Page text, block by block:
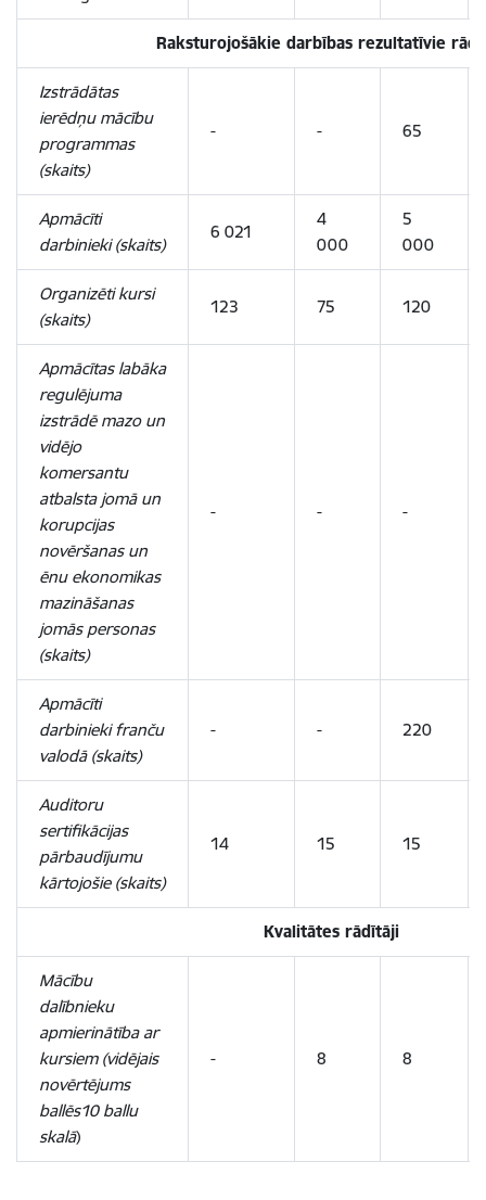
Raksturojošākie darbības rezultatīvie
Izstrādātas
ierēdņu mācību
programmas
(skaits)
- - 65
Apmācīti
darbinieki (skaits)
6 021
4
000
5
000
Organizēti kursi
(skaits)
123 75 120
Apmācītas labāka
regulējuma
izstrādē mazo un
vidējo
komersantu
atbalsta jomā un
korupcijas
novēršanas un
ēnu ekonomikas
mazināšanas
jomās personas
(skaits)
- - -
Apmācīti
darbinieki franču
valodā (skaits)
- - 220
Auditoru
sertifikācijas
pārbaudījumu
kārtojošie (skaits)
14 15 15
Kvalitātes rādītāji
Mācību
dalībnieku
apmierinātība ar
kursiem (vidējais
novērtējums
ballēs10 ballu
skalā)
- 8 8